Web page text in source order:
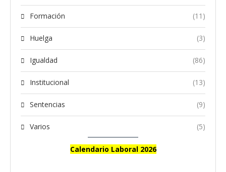
Formación (11)
Huelga (3)
Igualdad (86)
Institucional (13)
Sentencias (9)
Varios (5)
Calendario Laboral 2026